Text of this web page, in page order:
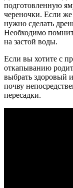
подготовленную
череночки. Если же
нужно сделать
Необходимо
на застой воды.
Если вы хотите с
откапыванию
выбрать здоровый
почву
пересадки.